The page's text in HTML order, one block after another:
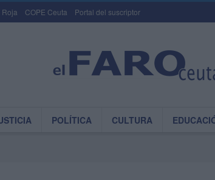
Roja COPE Ceuta Portal del suscriptor
POLÍTICA CULTURA